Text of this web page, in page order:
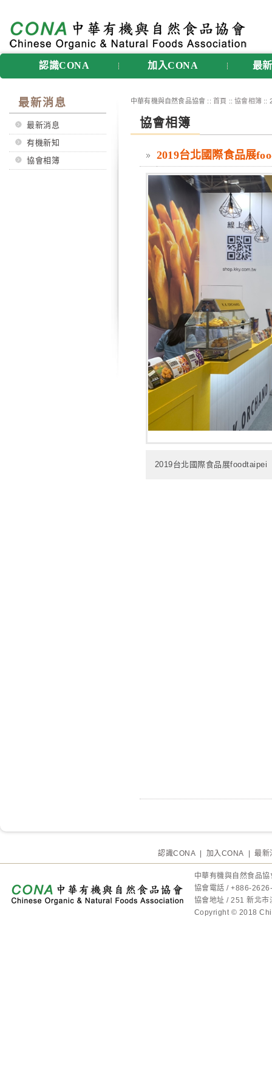
認識CONA 加入CONA 最
最新消息
最新消息
有機新知
協會相簿
中華有機與自然食品協會 :: 首頁 ::協會相簿 ::
協會相簿
2019台北國際食品展
認識CONA 加入CONA |最新
中華有機與自然
協會電話 /
協會地址 / 251 新北
Copyright © 2018